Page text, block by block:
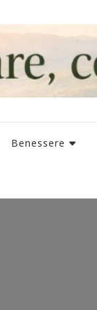
Benessere